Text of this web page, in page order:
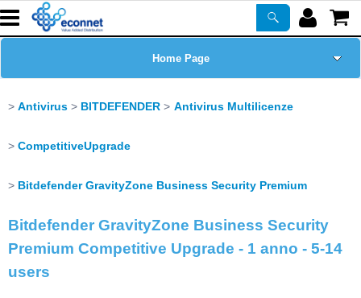
Home Page
Corsi
ASSISTENZA
Antivirus BITDEFENDER Antivirus Multilicenze
CompetitiveUpgrade
Bitdefender GravityZone Business Security Premium
Bitdefender GravityZone Business Security
Premium Competitive Upgrade - 1 anno - 5-14
users